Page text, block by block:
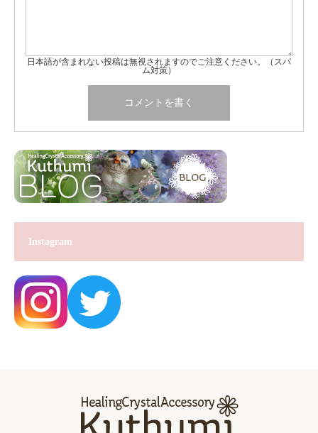
日本語が含まれない投稿は無視されますのでご注意ください。（スパ
ム対策）
Instagram